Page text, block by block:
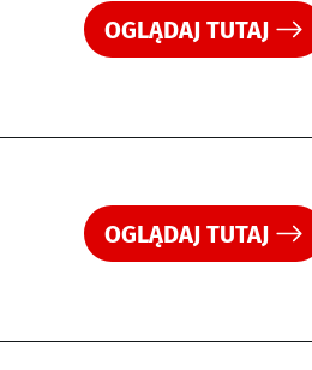
OGLĄDAJ TUTAJ
OGLĄDAJ TUTAJ